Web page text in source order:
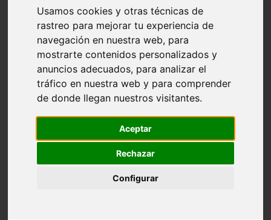
Usamos cookies y otras técnicas de
rastreo para mejorar tu experiencia de
navegación en nuestra web, para
mostrarte contenidos personalizados y
anuncios adecuados, para analizar el
tráfico en nuestra web y para comprender
de donde llegan nuestros visitantes.
Aceptar
Rechazar
Configurar
Málaga - marbella
Asturias - gijón
Girona - figueres
Alicante - santa-pola
Almería - roquetas-de-mar
Girona - tossa-de-mar
Barcelona - sant-cugat-del-vallès
Alicante - l39alfàs-del-pi
Barcelona - vilanova-i-la-geltrú
Castellón - peñíscola
Illes-balears - sant-josep-de-sa-talaia